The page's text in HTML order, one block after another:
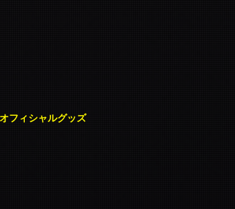
フィシャルグッズ